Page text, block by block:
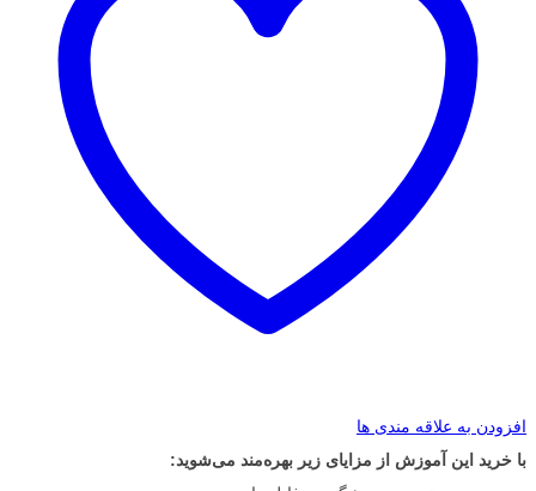
افزودن به علاقه مندی ها
با خرید این آموزش از مزایای زیر بهره‌مند می‌شوید: